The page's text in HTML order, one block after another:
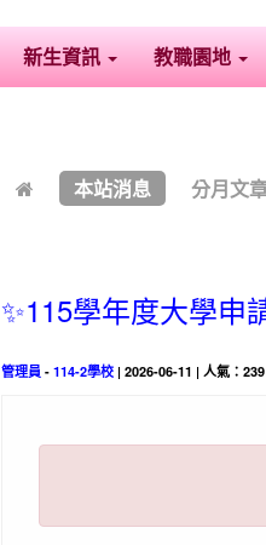
新生資訊 教職園地
本站消息 分月文
✨115學年度大學
管理員 - 114-2學校 | 2026-06-11 | 人氣：239